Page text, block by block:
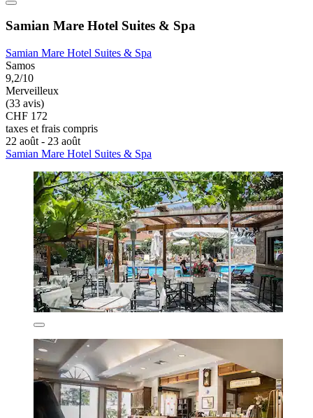
Samian Mare Hotel Suites & Spa
Samian Mare Hotel Suites & Spa
Samos
9,2/10
Merveilleux
(33 avis)
CHF 172
taxes et frais compris
22 août - 23 août
Samian Mare Hotel Suites & Spa